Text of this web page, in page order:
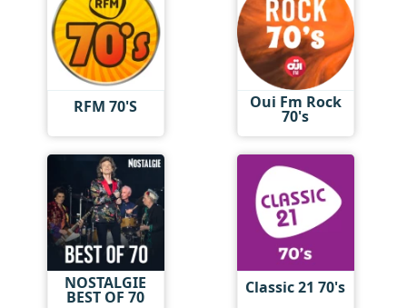
RFM 70'S Oui Fm Rock
70's
NOSTALGIE
BEST OF 70 Classic 21 70's